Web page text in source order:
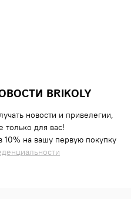
BRIKOLY
новости и привелегии,
только для вас!
10% на вашу первую покупку